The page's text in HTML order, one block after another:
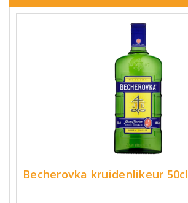
Becherovka kruidenlikeur 50cl